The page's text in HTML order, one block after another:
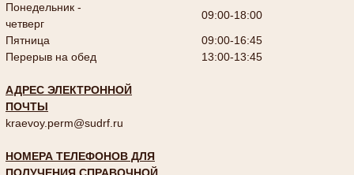
Понедельник -
четверг
09:00-18:00
Пятница
09:00-16:45
Перерыв на обед
13:00-13:45
АДРЕС ЭЛЕКТРОННОЙ
ПОЧТЫ
kraevoy.perm@sudrf.ru
НОМЕРА ТЕЛЕФОНОВ ДЛЯ